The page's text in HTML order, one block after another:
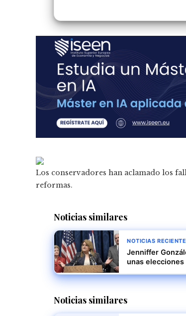
Los conservadores han aclamado los
reformas.
Noticias similares
NOTICIAS
Jenniffer
unas
Noticias similares